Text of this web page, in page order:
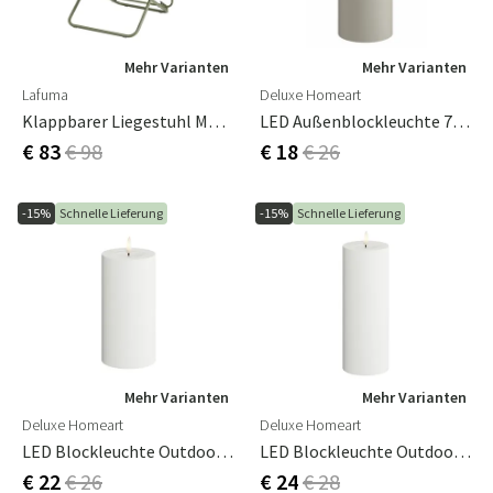
Mehr Varianten
Lafuma
Klappbarer Liegestuhl Moosgrün
€ 83€ 98
Mehr Varianten
Deluxe Homeart
LED Außenblockleuchte 7,5x15 Cm Sand
€ 18€ 26
-15% Schnelle Lieferung
Mehr Varianten
Deluxe Homeart
LED Blockleuchte Outdoor 7,5x15 Cm Weiß
€ 22€ 26
-15% Schnelle Lieferung
Mehr Varianten
Deluxe Homeart
LED Blockleuchte Outdoor 7,5x20 Cm Weiß
€ 24€ 28